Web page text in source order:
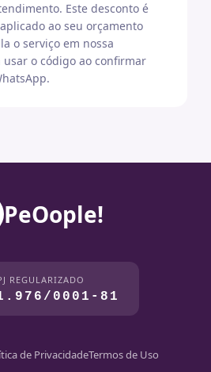
Este desconto é
ao seu orçamento
o serviço em nossa
usar o código ao confirmar
PeOople!
REGULARIZADO
0001-81
de PrivacidadeTermos de Uso